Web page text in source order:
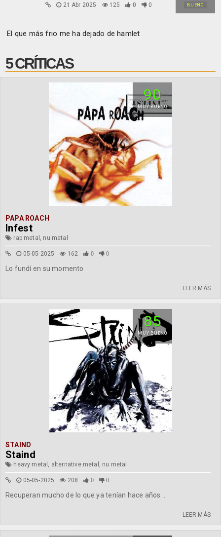
BUENO
21 Abr 2025 125 0 0
El que más frio me ha dejado de hamlet
5 CRÍTICAS
90
MUY BUENO
PAPA ROACH
Infest
rap metal, nu metal
05-05-2025 162 0 0
Lo fundí en su momento
LEER MÁS
85
MUY BUENO
STAIND
Staind
heavy metal, alternative metal, nu metal
05-05-2025 208 0 0
Recuperan mucho de lo que ya tenían hace años...
LEER MÁS